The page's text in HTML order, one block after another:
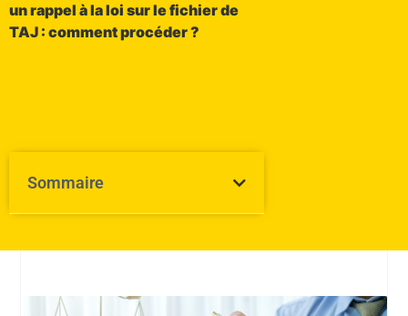
un rappel à la loi sur le fichier de
TAJ : comment procéder ?
Sommaire